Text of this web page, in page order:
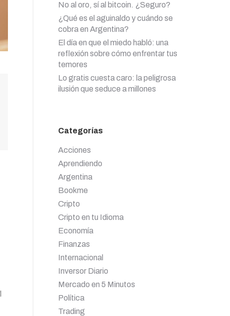
No al oro, sí al bitcoin. ¿Seguro?
¿Qué es el aguinaldo y cuándo se
cobra en Argentina?
El día en que el miedo habló: una
reflexión sobre cómo enfrentar tus
temores
Lo gratis cuesta caro: la peligrosa
ilusión que seduce a millones
Categorías
Acciones
Aprendiendo
Argentina
Bookme
Cripto
Cripto en tu Idioma
Economía
Finanzas
Internacional
Inversor Diario
Mercado en 5 Minutos
Política
Trading